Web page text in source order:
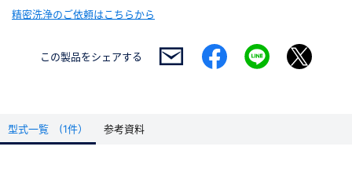
精密洗浄のご依頼はこちらから
この製品をシェアする
型式一覧 (1件） 参考資料